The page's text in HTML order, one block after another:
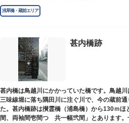
は昭和9年（1934）のことです。
浅草橋・蔵前エリア
甚内橋跡
甚内橋は鳥越川にかかっていた橋です。鳥越川
三味線堀に落ち隅田川に注ぐ川で、今の蔵前
た。甚内橋跡は攅霊橋（浦島橋）から130ｍほ
間、両袖間壱間つゞ共一幅弐間」とあります